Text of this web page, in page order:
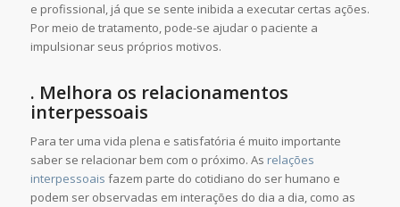
e profissional, já que se sente inibida a executar certas ações.
Por meio de tratamento, pode-se ajudar o paciente a
impulsionar seus próprios motivos.
. Melhora os relacionamentos
interpessoais
Para ter uma vida plena e satisfatória é muito importante
saber se relacionar bem com o próximo. As relações
interpessoais fazem parte do cotidiano do ser humano e
podem ser observadas em interações do dia a dia, como as